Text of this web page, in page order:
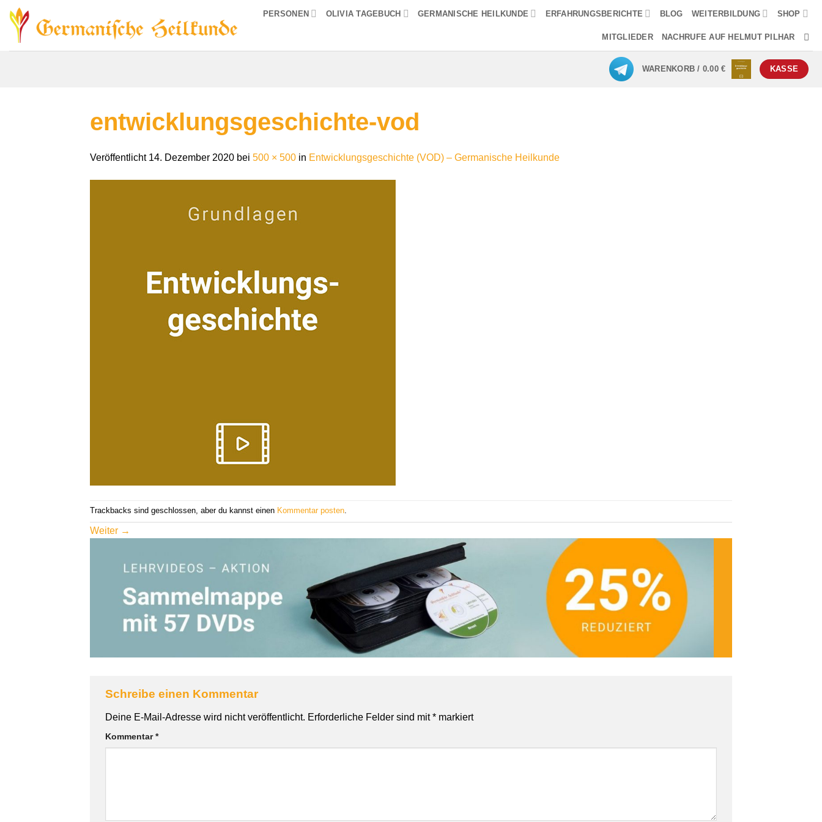
Zum
Inhalt
springen
PERSONEN OLIVIA TAGEBUCH GERMANISCHE HEILKUNDE ERFAHRUNGSBERICHTE BLOG WEITERBILDUNG SHOP
MITGLIEDER NACHRUFE AUF HELMUT PILHAR
WARENKORB / 0.00€ KASSE
entwicklungsgeschichte-vod
Veröffentlicht 14. Dezember 2020 bei 500 × 500 in Entwicklungsgeschichte (VOD) – Germanische Heilkunde
Trackbacks sind geschlossen, aber du kannst einen Kommentar posten.
Weiter →
Schreibe einen Kommentar
Deine E-Mail-Adresse wird nicht veröffentlicht. Erforderliche Felder sind mit* markiert
Kommentar*
Alternative: